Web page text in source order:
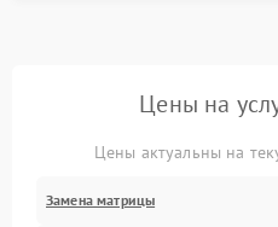
Цены на
Цены актуальны на
Замена матрицы